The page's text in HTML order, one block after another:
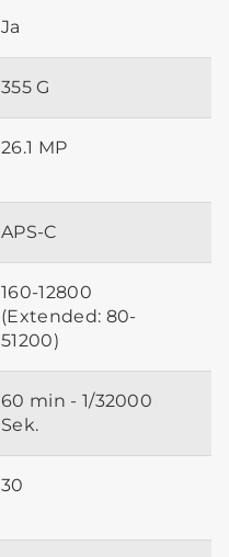
Ja
355 G
26.1 MP
APS-C
160-12800
(Extended: 80-
51200)
60 min - 1/32000
Sek.
30